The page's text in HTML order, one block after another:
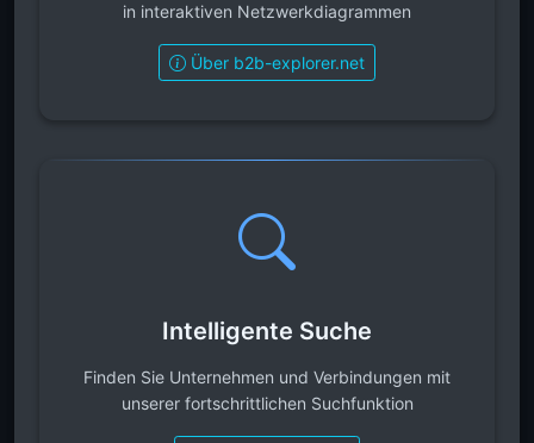
in interaktiven Netzwerkdiagrammen
Über b2b-explorer.net
Intelligente Suche
Finden Sie Unternehmen und Verbindungen mit
unserer fortschrittlichen Suchfunktion